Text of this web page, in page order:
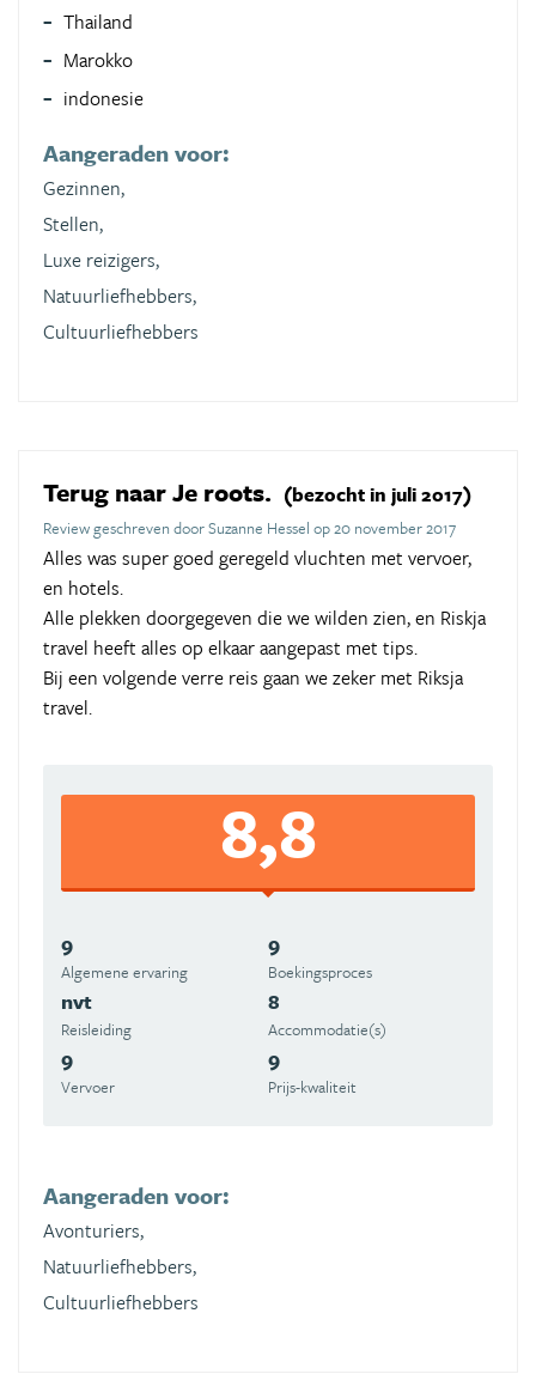
Thailand
Marokko
indonesie
Aangeraden voor:
Gezinnen,
Stellen,
Luxe reizigers,
Natuurliefhebbers,
Cultuurliefhebbers
Terug naar Je roots. (bezocht in juli 2017)
Review geschreven door Suzanne Hessel op 20 november 2017
Alles was super goed geregeld vluchten met vervoer,
en hotels.
Alle plekken doorgegeven die we wilden zien, en Riskja
travel heeft alles op elkaar aangepast met tips.
Bij een volgende verre reis gaan we zeker met Riksja
travel.
8,8
9
Algemene ervaring
9
Boekingsproces
nvt
Reisleiding
8
Accommodatie(s)
9
Vervoer
9
Prijs-kwaliteit
Aangeraden voor:
Avonturiers,
Natuurliefhebbers,
Cultuurliefhebbers